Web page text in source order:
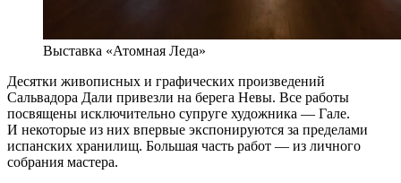
Выставка «Атомная Леда»
Десятки живописных и графических произведений
Сальвадора Дали привезли на берега Невы. Все работы
посвящены исключительно супруге художника — Гале.
И некоторые из них впервые экспонируются за пределами
испанских хранилищ. Большая часть работ — из личного
собрания мастера.